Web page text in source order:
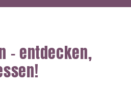
– entdecken,